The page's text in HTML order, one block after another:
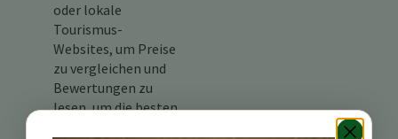
oder lokale
Tourismus-
Websites, um Preise
zu vergleichen und
Bewertungen zu
lesen, um die besten